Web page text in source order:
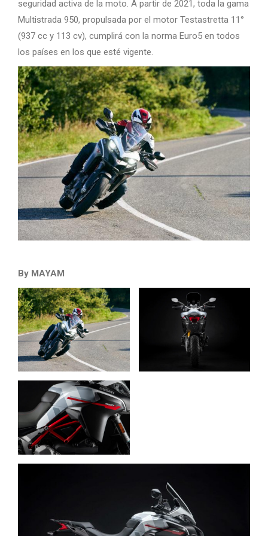
seguridad activa de la moto. A partir de 2021, toda la gama
Multistrada 950, propulsada por el motor Testastretta 11°
(937 cc y 113 cv), cumplirá con la norma Euro5 en todos
los países en los que esté vigente.
By MAYAM